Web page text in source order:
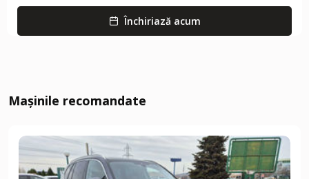
Închiriază acum
Mașinile recomandate